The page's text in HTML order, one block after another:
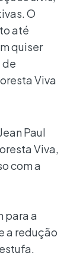
O
até
quiser
de
Viva
Paul
Viva,
com a
para a
a redução